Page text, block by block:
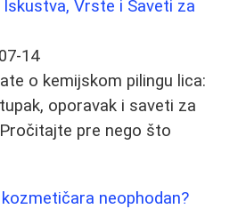
Vrste i Saveti za
14
o kemijskom pilingu lica:
oporavak i saveti za
pre nego što
neophodan?